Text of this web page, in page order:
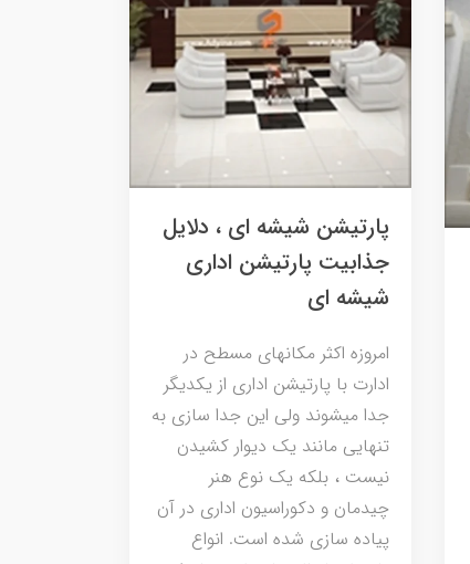
پارتیشن شیشه ای ، دلایل
جذابیت پارتیشن اداری
شیشه ای
امروزه اکثر مکانهای مسطح در
ادارت با پارتیشن اداری از یکدیگر
جدا میشوند ولی این جدا سازی به
تنهایی مانند یک دیوار کشیدن
نیست ، بلکه یک نوع هنر
چیدمان و دکوراسیون اداری در آن
پیاده سازی شده است. انواع